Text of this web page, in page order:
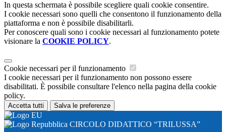
In questa schermata è possibile scegliere quali cookie consentire.
I cookie necessari sono quelli che consentono il funzionamento della
piattaforma e non è possibile disabilitarli.
Per conoscere quali sono i cookie necessari al funzionamento potete
visionare la COOKIE POLICY.
Cookie necessari per il funzionamento
I cookie necessari per il funzionamento non possono essere
disabilitati. È possibile consultare l'elenco nella pagina della cookie
policy.
Accetta tutti Salva le preferenze
CIRCOLO DIDATTICO “TRILUSSA”